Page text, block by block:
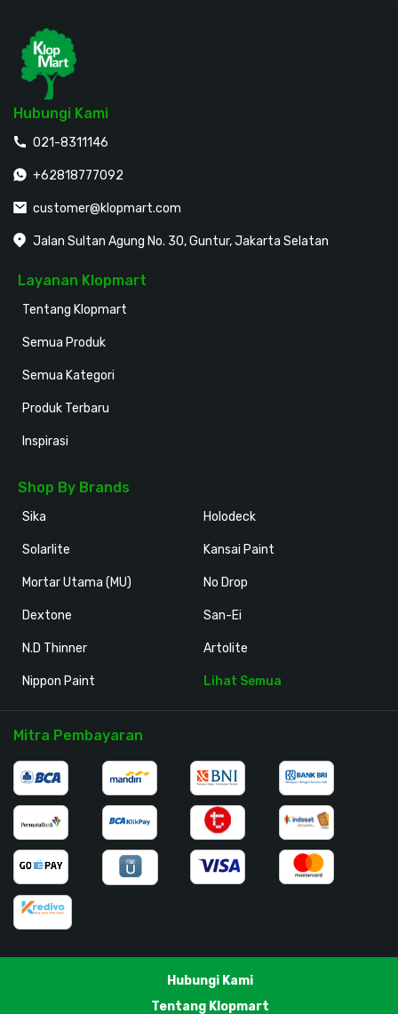
Hubungi Kami
021-8311146
+62818777092
customer@klopmart.com
Jalan Sultan Agung No. 30, Guntur, Jakarta Selatan
Layanan Klopmart
Tentang Klopmart
Semua Produk
Semua Kategori
Produk Terbaru
Inspirasi
Shop By Brands
Sika
Solarlite
Mortar Utama (MU)
Dextone
N.D Thinner
Nippon Paint
Holodeck
Kansai Paint
No Drop
San-Ei
Artolite
Lihat Semua
Mitra Pembayaran
Hubungi Kami
Tentang Klopmart